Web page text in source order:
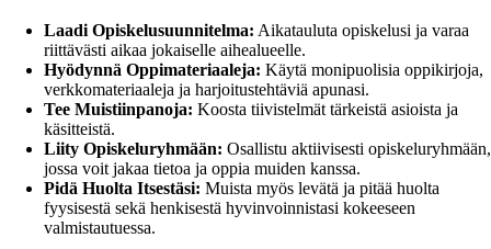
Laadi Opiskelusuunnitelma: Aikatauluta opiskelusi ja varaa
riittävästi aikaa jokaiselle aihealueelle.
Hyödynnä Oppimateriaaleja: Käytä monipuolisia oppikirjoja,
verkkomateriaaleja ja harjoitustehtäviä apunasi.
Tee Muistiinpanoja: Koosta tiivistelmät tärkeistä asioista ja
käsitteistä.
Liity Opiskeluryhmään: Osallistu aktiivisesti opiskeluryhmään,
jossa voit jakaa tietoa ja oppia muiden kanssa.
Pidä Huolta Itsestäsi: Muista myös levätä ja pitää huolta
fyysisestä sekä henkisestä hyvinvoinnistasi kokeeseen
valmistautuessa.